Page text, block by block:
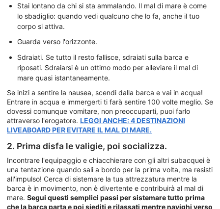
Stai lontano da chi si sta ammalando. Il mal di mare è come
lo sbadiglio: quando vedi qualcuno che lo fa, anche il tuo
corpo si attiva.
Guarda verso l'orizzonte.
Sdraiati. Se tutto il resto fallisce, sdraiati sulla barca e
riposati. Sdraiarsi è un ottimo modo per alleviare il mal di
mare quasi istantaneamente.
Se inizi a sentire la nausea, scendi dalla barca e vai in acqua!
Entrare in acqua e immergerti ti farà sentire 100 volte meglio. Se
dovessi comunque vomitare, non preoccuparti, puoi farlo
attraverso l'erogatore. LEGGI ANCHE: 4 DESTINAZIONI
LIVEABOARD PER EVITARE IL MAL DI MARE.
2. Prima disfa le valigie, poi socializza.
Incontrare l'equipaggio e chiacchierare con gli altri subacquei è
una tentazione quando sali a bordo per la prima volta, ma resisti
all'impulso! Cerca di sistemare la tua attrezzatura mentre la
barca è in movimento, non è divertente e contribuirà al mal di
mare. Segui questi semplici passi per sistemare tutto prima
che la barca parta e poi siediti e rilassati mentre navighi verso